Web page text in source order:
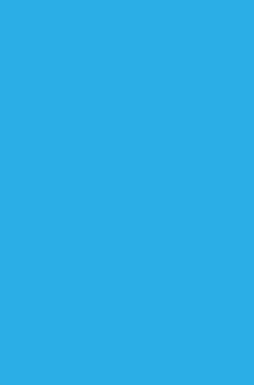
hier! Hoog tijd voor een